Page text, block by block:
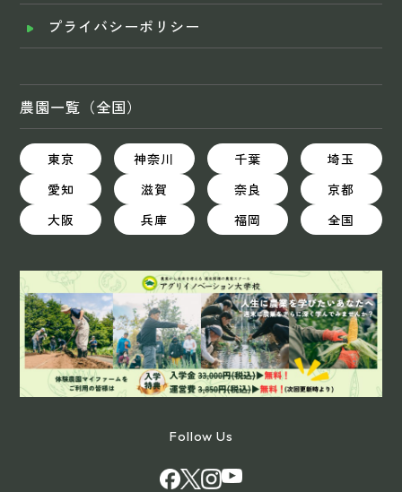
プライバシーポリシー
農園一覧（全国）
東京 神奈川 千葉
埼玉
愛知
滋賀 奈良
京都
大阪
兵庫 福岡 全国
Follow Us